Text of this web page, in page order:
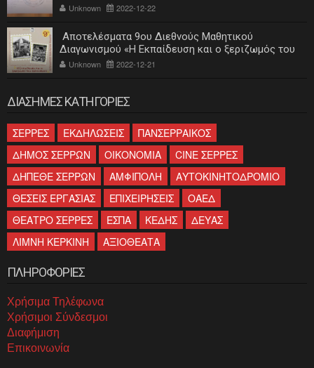
Unknown 2022-12-22
Αποτελέσματα 9ου Διεθνούς Μαθητικού
Διαγωνισμού «Η Εκπαίδευση και ο ξεριζωμός του
ελληνισμού»
Unknown 2022-12-21
ΔΙΑΣΗΜΕΣ ΚΑΤΗΓΟΡΙΕΣ
ΣΕΡΡΕΣ ΕΚΔΗΛΩΣΕΙΣ
ΠΑΝΣΕΡΡΑΙΚΟΣ
ΔΗΜΟΣ ΣΕΡΡΩΝ
ΟΙΚΟΝΟΜΙΑ
CINE ΣΕΡΡΕΣ
ΔΗΠΕΘΕ ΣΕΡΡΩΝ
ΑΜΦΙΠΟΛΗ
ΑΥΤΟΚΙΝΗΤΟΔΡΟΜΙΟ
ΘΕΣΕΙΣ ΕΡΓΑΣΙΑΣ
ΕΠΙΧΕΙΡΗΣΕΙΣ
ΟΑΕΔ
ΘΕΑΤΡΟ ΣΕΡΡΕΣ
ΕΣΠΑ ΚΕΔΗΣ
ΔΕΥΑΣ
ΛΙΜΝΗ ΚΕΡΚΙΝΗ
ΑΞΙΟΘΕΑΤΑ
ΠΛΗΡΟΦΟΡΙΕΣ
Χρήσιμα Τηλέφωνα
Χρήσιμοι Σύνδεσμοι
Διαφήμιση
Επικοινωνία